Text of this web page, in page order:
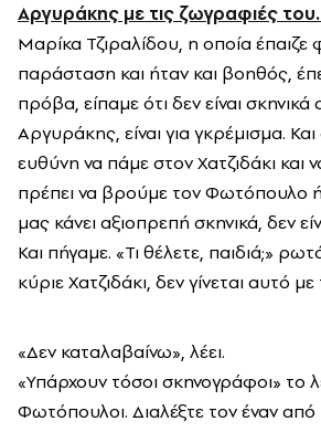
Αργυράκης με τις ζωγραφιές
Μαρίκα Τζιραλίδου, η οποία έπαιζε
παράσταση και ήταν και βοηθός,
πρόβα, είπαμε ότι δεν είναι
Αργυράκης, είναι για γκρέμισμα.
ευθύνη να πάμε στον Χατζιδάκι και
πρέπει να βρούμε τον Φωτόπουλο
μας κάνει αξιοπρεπή σκηνικά, δεν
Και πήγαμε. «Τι θέλετε, παιδιά;»
κύριε Χατζιδάκι, δεν γίνεται αυτό
«Δεν καταλαβαίνω», λέει.
«Υπάρχουν τόσοι σκηνογράφοι» το
Φωτόπουλοι. Διαλέξτε τον έναν